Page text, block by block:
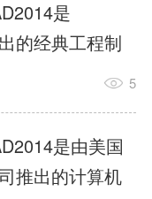
触屏操作、点
入，兼容各类
，文件互通...
编辑、参数化
维建模，广泛
、机械制
、室内设计等
件优化绘图流
容性，支持参
是
的经典工程制
主打高效精准
配建筑、机
内设计等多行
优化运行机制
5
是由美国
推出的计算机